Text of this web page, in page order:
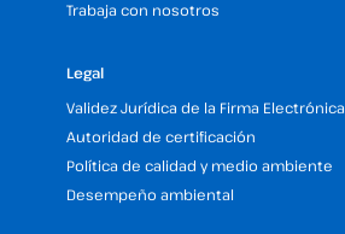
Trabaja con nosotros
Legal
Validez Jurídica de la Firma Electrónica
Autoridad de certificación
Política de calidad y medio ambiente
Desempeño ambiental